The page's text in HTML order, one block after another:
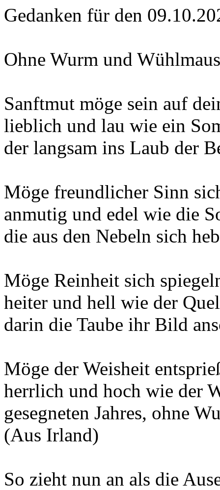
Gedanken für den
Ohne Wurm und Wühlmaus
Sanftmut möge sein auf
lieblich und lau wie ein
der langsam ins Laub der
Möge freundlicher Sinn
anmutig und edel wie die
die aus den Nebeln sich
Möge Reinheit sich
heiter und hell wie der
darin die Taube ihr Bild
Möge der Weisheit
herrlich und hoch wie der
gesegneten Jahres, ohne
(Aus Irland)
So zieht nun an als die